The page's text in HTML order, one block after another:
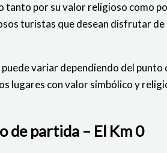
tanto por su valor religioso como
turistas que desean disfrutar
variar dependiendo del
lugares con valor simbólico y
de partida – El Km 0